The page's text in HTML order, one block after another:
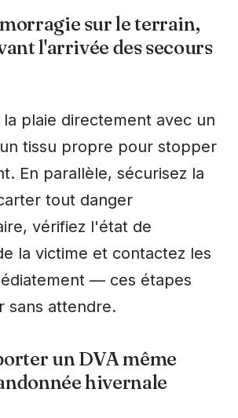
sur le terrain,
l'arrivée des secours
plaie directement avec un
tissu propre pour stopper
En parallèle, sécurisez la
tout danger
vérifiez l'état de
la victime et contactez les
— ces étapes
sans attendre.
un DVA même
hivernale